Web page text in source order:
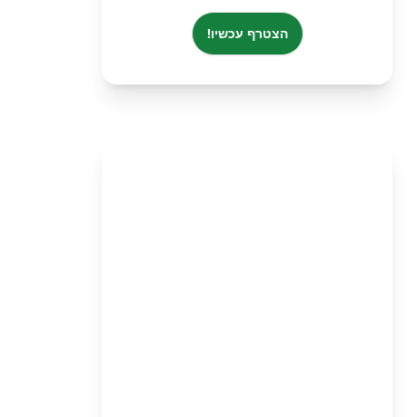
הצטרף עכשיו!